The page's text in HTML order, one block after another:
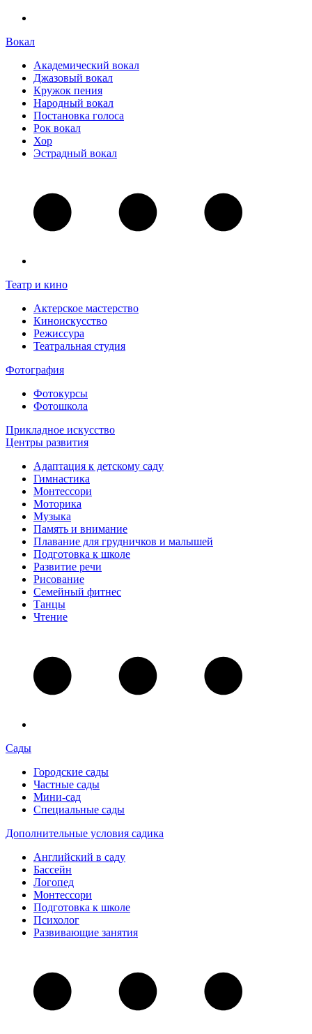
Вокал
Академический вокал
Джазовый вокал
Кружок пения
Народный вокал
Постановка голоса
Рок вокал
Хор
Эстрадный вокал
Театр и кино
Актерское мастерство
Киноискусство
Режиссура
Театральная студия
Фотография
Фотокурсы
Фотошкола
Прикладное искусство
Центры развития
Адаптация к детскому саду
Гимнастика
Монтессори
Моторика
Музыка
Память и внимание
Плавание для грудничков и малышей
Подготовка к школе
Развитие речи
Рисование
Семейный фитнес
Танцы
Чтение
Сады
Городские сады
Частные сады
Мини-сад
Специальные сады
Дополнительные условия садика
Английский в саду
Бассейн
Логопед
Монтессори
Подготовка к школе
Психолог
Развивающие занятия